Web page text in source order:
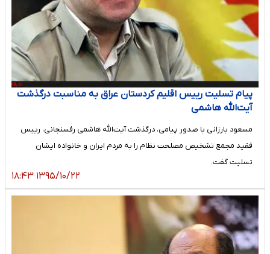
پیام تسلیت رییس اقلیم کردستان عراق به مناسبت درگذشت
آیت‌الله هاشمی
مسعود بارزانی با صدور پیامی، درگذشت آیت‌الله هاشمی رفسنجانی، رییس
فقید مجمع تشخیص مصلحت نظام را به مردم ایران و خانواده‌ ایشان
تسلیت گفت.
۱۳۹۵/۱۰/۲۲ ۱۸:۴۳